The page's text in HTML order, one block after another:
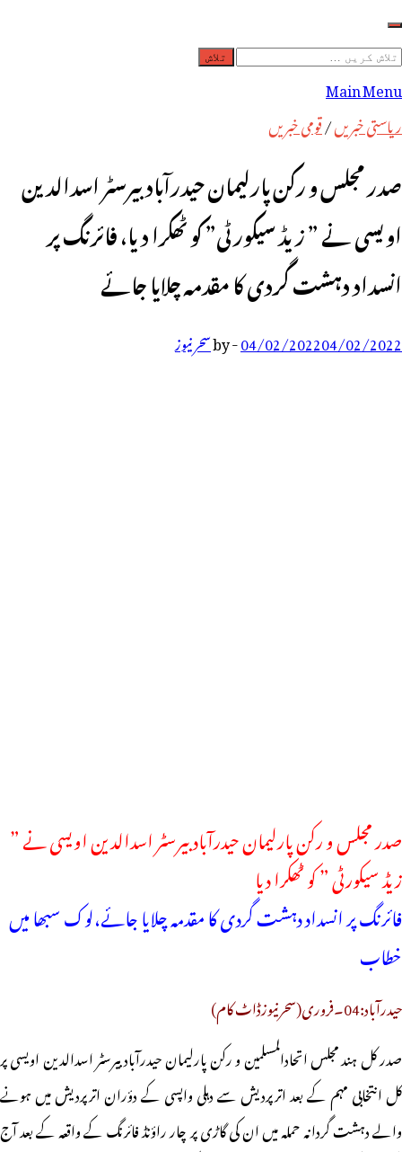
تلاش
کریں
برائے:
Main Menu
ریاستی خبریں/قومی خبریں
صدر مجلس و رکن پارلیمان حیدرآباد بیرسٹر اسدالدین
اویسی نے ” زیڈ سیکورٹی” کو ٹھکرا دیا، فائرنگ پر
انسداد دہشت گردی کا مقدمہ چلایا جائے
04/02/202204/02/2022
-
byسحر نیوز
صدر مجلس و رکن پارلیمان حیدرآباد بیرسٹر اسدالدین اویسی نے ”
زیڈ سیکورٹی ” کو ٹھکرا دیا
فائرنگ پر انسداد دہشت گردی کا مقدمہ چلایا جائے،لوک سبھا میں
خطاب
حیدرآباد:04۔فروری(سحرنیوزڈاٹ کام)
صدر کل ہند مجلس اتحادالمسلمین و رکن پارلیمان حیدرآباد بیرسٹر اسدالدین اویسی پر
کل انتخابی مہم کے بعد اترپردیش سے دہلی واپسی کے دؤران اترپردیش میں ہونے
والے دہشت گردانہ حملہ میں ان کی گاڑی پر چار راؤنڈ فائرنگ کے واقعہ کے بعد آج